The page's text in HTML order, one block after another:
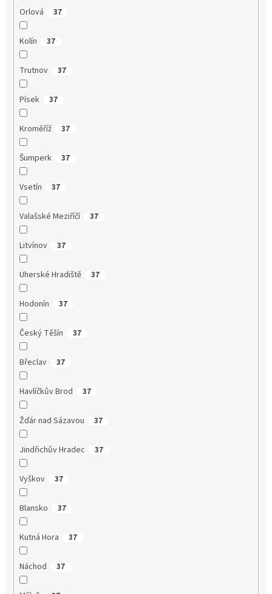
Orlová 37
Kolín 37
Trutnov 37
Písek 37
Kroměříž 37
Šumperk 37
Vsetín 37
Valašské Meziříčí 37
Litvínov 37
Uherské Hradiště 37
Hodonín 37
Český Těšín 37
Břeclav 37
Havlíčkův Brod 37
Žďár nad Sázavou 37
Jindřichův Hradec 37
Vyškov 37
Blansko 37
Kutná Hora 37
Náchod 37